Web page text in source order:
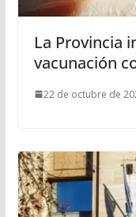
La Provincia
vacunación
22 de octubre de